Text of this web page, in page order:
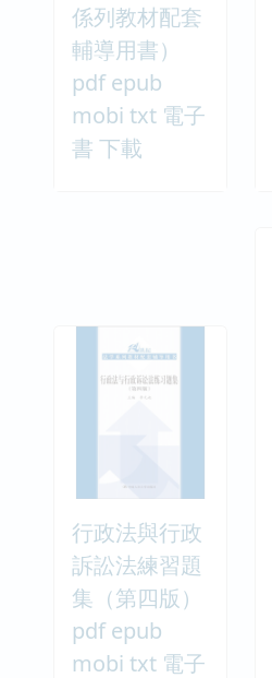
係列教材配套
輔導用書）
pdf epub
mobi txt 電子
書 下載
行政法與行政
訴訟法練習題
集（第四版）
pdf epub
mobi txt 電子